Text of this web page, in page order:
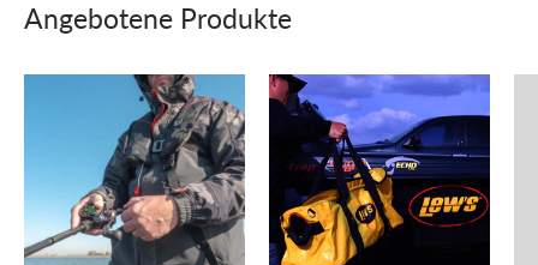
Angebotene Produkte